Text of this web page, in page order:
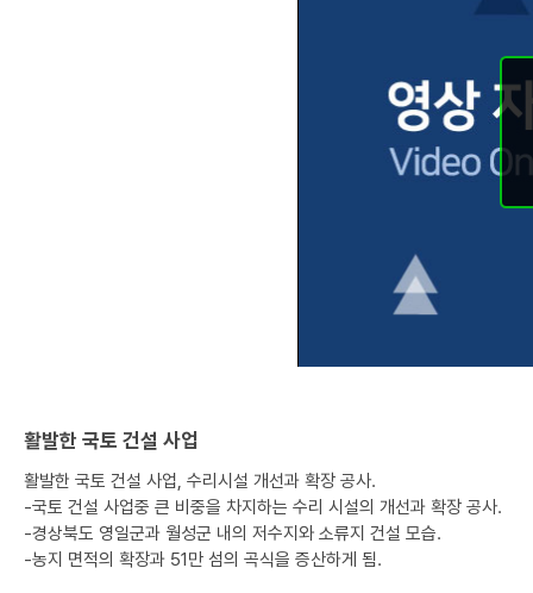
활발한 국토 건설 사업
활발한 국토 건설 사업, 수리시설 개선과 확장 공사.
-국토 건설 사업중 큰 비중을 차지하는 수리 시설의 개선과 확장 공사.
-경상북도 영일군과 월성군 내의 저수지와 소류지 건설 모습.
-농지 면적의 확장과 51만 섬의 곡식을 증산하게 됨.